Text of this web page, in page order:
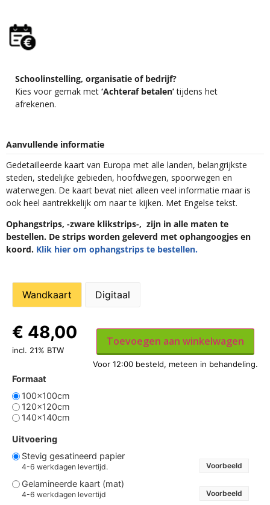
Schoolinstelling, organisatie of bedrijf?
Kies voor gemak met ‘Achteraf betalen’tijdens het
afrekenen.
Aanvullende informatie
Gedetailleerde kaart van Europa met alle landen, belangrijkste
steden, stedelijke gebieden, hoofdwegen, spoorwegen en
waterwegen. De kaart bevat niet alleen veel informatie maar is
ook heel aantrekkelijk om naar te kijken. Met Engelse tekst.
Ophangstrips, -zware klikstrips-, zijn in alle maten te
bestellen. De strips worden geleverd met ophangoogjes en
koord. Klik hier om ophangstrips te bestellen.
Wandkaart Digitaal
Formaat
100x100cm
120x120cm
140x140cm
Uitvoering
Stevig gesatineerd papier
4-6 werkdagen levertijd. Voorbeeld
Gelamineerde kaart (mat)
4-6 werkdagen levertijd Voorbeeld
€ 48,00
incl. 21% BTW
Toevoegen aan winkelwagen